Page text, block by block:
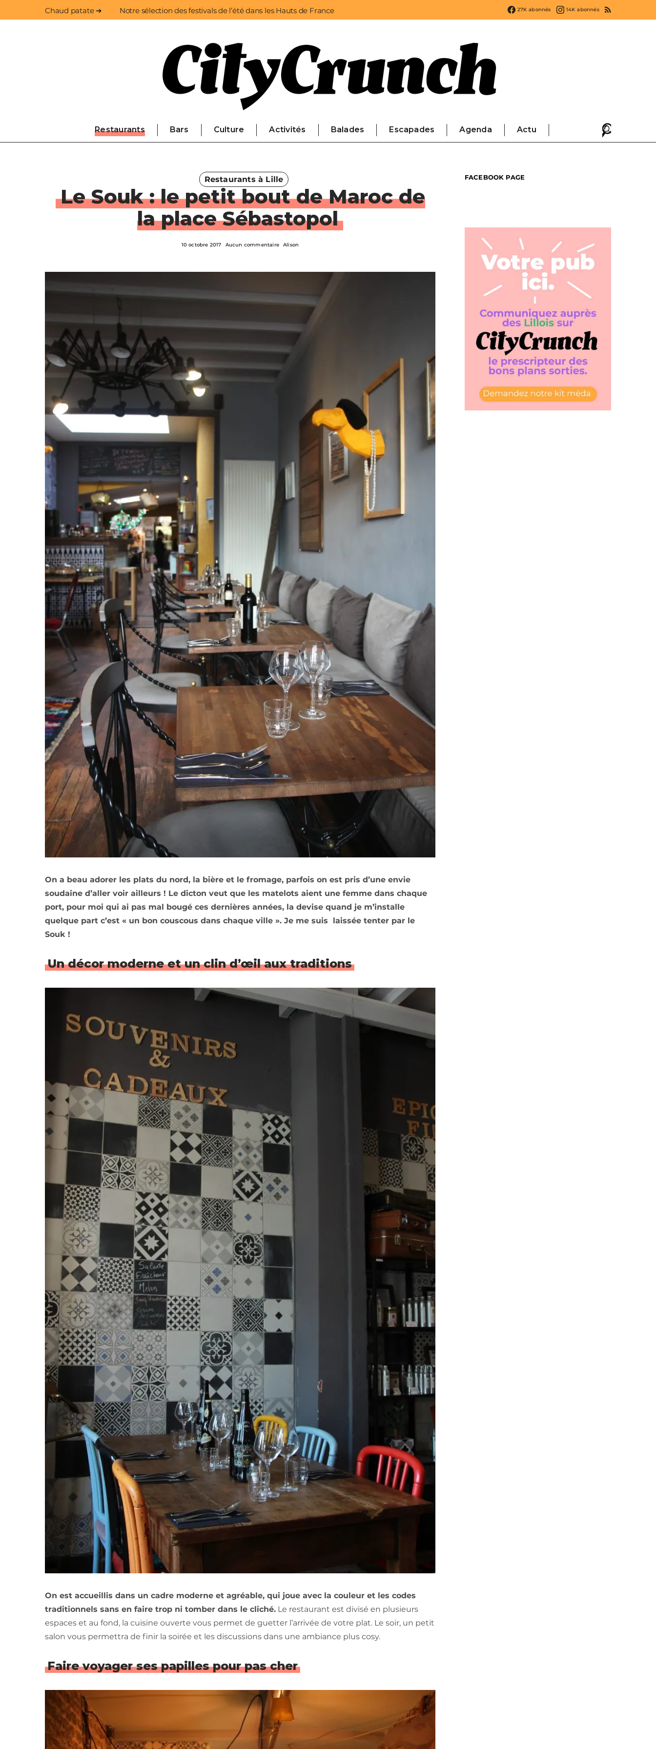
Chaud patate ➔ Notre sélection des festivals de l’été dans les Hauts de France 27K abonnés 14K abonnés
Restaurants Bars Culture Activités Balades Escapades Agenda Actu
Restaurants à Lille
Le Souk : le petit bout de Maroc de
la place Sébastopol
10 octobre 2017 Aucun commentaire Alison
On a beau adorer les plats du nord, la bière et le fromage, parfois on est pris d’une envie
soudaine d’aller voir ailleurs ! Le dicton veut que les matelots aient une femme dans chaque
port, pour moi qui ai pas mal bougé ces dernières années, la devise quand je m’installe
quelque part c’est « un bon couscous dans chaque ville ». Je me suis laissée tenter par le
Souk !
Un décor moderne et un clin d’œil aux traditions
On est accueillis dans un cadre moderne et agréable, qui joue avec la couleur et les codes
traditionnels sans en faire trop ni tomber dans le cliché. Le restaurant est divisé en plusieurs
espaces et au fond, la cuisine ouverte vous permet de guetter l’arrivée de votre plat. Le soir, un petit
salon vous permettra de finir la soirée et les discussions dans une ambiance plus cosy.
Faire voyager ses papilles pour pas cher
FACEBOOK PAGE